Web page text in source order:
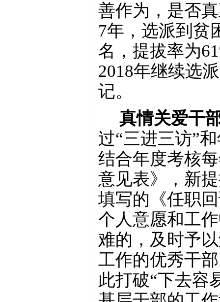
善作为，是否
7年 ， 选派到贫
名，提拔率为
2018年继续选
记。
真情关爱干
过“三进三访”
结合年度考核
意见表》，新
填写的 《任职
个人意愿和工
难的 ， 及时予
工作的优秀干部
此打破“下去容